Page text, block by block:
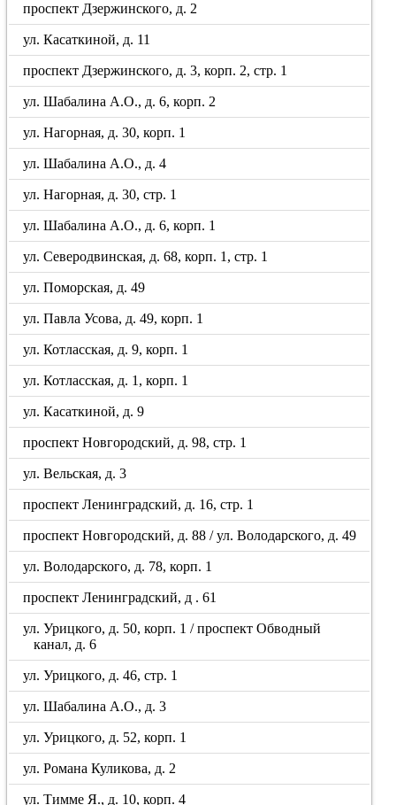
проспект Дзержинского, д. 2
ул. Касаткиной, д. 11
проспект Дзержинского, д. 3, корп. 2, стр. 1
ул. Шабалина А.О., д. 6, корп. 2
ул. Нагорная, д. 30, корп. 1
ул. Шабалина А.О., д. 4
ул. Нагорная, д. 30, стр. 1
ул. Шабалина А.О., д. 6, корп. 1
ул. Северодвинская, д. 68, корп. 1, стр. 1
ул. Поморская, д. 49
ул. Павла Усова, д. 49, корп. 1
ул. Котласская, д. 9, корп. 1
ул. Котласская, д. 1, корп. 1
ул. Касаткиной, д. 9
проспект Новгородский, д. 98, стр. 1
ул. Вельская, д. 3
проспект Ленинградский, д. 16, стр. 1
проспект Новгородский, д. 88 / ул. Володарского, д. 49
ул. Володарского, д. 78, корп. 1
проспект Ленинградский, д . 61
ул. Урицкого, д. 50, корп. 1 / проспект Обводный
канал, д. 6
ул. Урицкого, д. 46, стр. 1
ул. Шабалина А.О., д. 3
ул. Урицкого, д. 52, корп. 1
ул. Романа Куликова, д. 2
ул. Тимме Я., д. 10, корп. 4